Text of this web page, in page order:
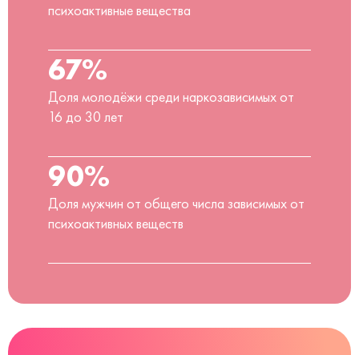
психоактивные вещества
67%
Доля молодёжи среди наркозависимых от
16 до 30 лет
90%
Доля мужчин от общего числа зависимых от
психоактивных веществ